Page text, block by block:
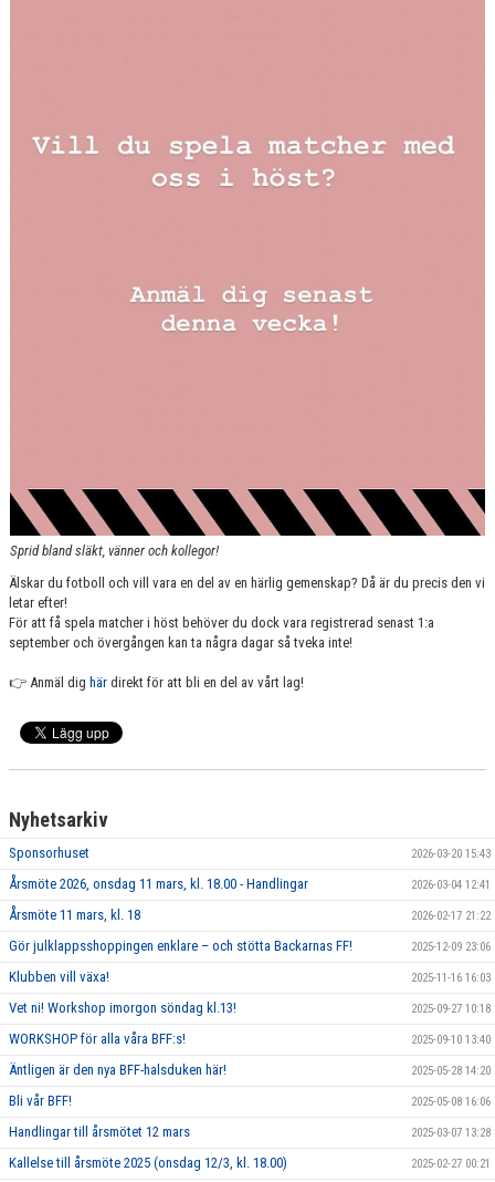
Sprid bland släkt, vänner och kollegor!
Älskar du fotboll och vill vara en del av en härlig gemenskap? Då är du precis den vi
letar efter!
För att få spela matcher i höst behöver du dock vara registrerad senast 1:a
september och övergången kan ta några dagar så tveka inte!
👉 Anmäl dig här direkt för att bli en del av vårt lag!
Nyhetsarkiv
Sponsorhuset 2026-03-20 15:43
Årsmöte 2026, onsdag 11 mars, kl. 18.00 - Handlingar 2026-03-04 12:41
Årsmöte 11 mars, kl. 18 2026-02-17 21:22
Gör julklappsshoppingen enklare – och stötta Backarnas FF! 2025-12-09 23:06
Klubben vill växa! 2025-11-16 16:03
Vet ni! Workshop imorgon söndag kl.13! 2025-09-27 10:18
WORKSHOP för alla våra BFF:s! 2025-09-10 13:40
Äntligen är den nya BFF-halsduken här! 2025-05-28 14:20
Bli vår BFF! 2025-05-08 16:06
Handlingar till årsmötet 12 mars 2025-03-07 13:28
Kallelse till årsmöte 2025 (onsdag 12/3, kl. 18.00) 2025-02-27 00:21